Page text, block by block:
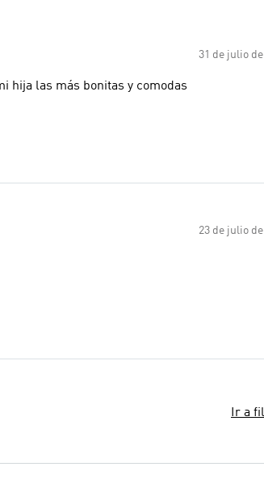
31 de julio de
hija las más bonitas y comodas
23 de julio
Ir a